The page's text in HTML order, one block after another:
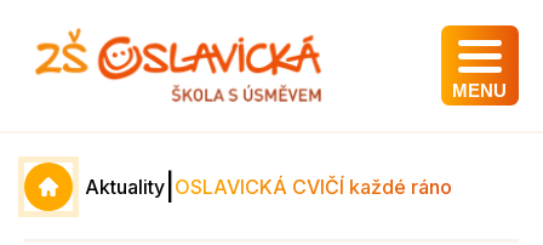
MENU
Aktuality OSLAVICKÁ CVIČÍ každé ráno